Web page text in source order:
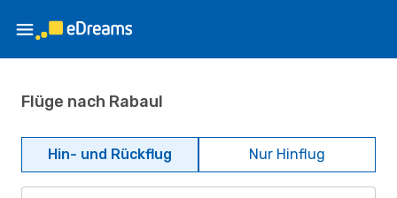
Flüge nach Rabaul
Hin- und Rückflug Nur Hinflug